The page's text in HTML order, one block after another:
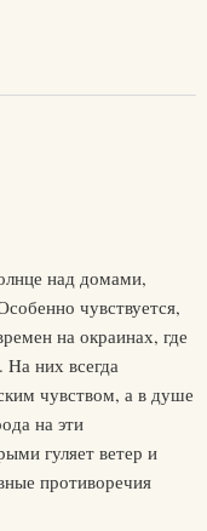
над домами,
чувствуется,
на окраинах, где
них всегда
чувством, а в душе
на эти
гуляет ветер и
противоречия